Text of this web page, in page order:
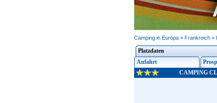
Camping in Europa » Frankreich »
Platzdaten
Anfahrt
CAMPING